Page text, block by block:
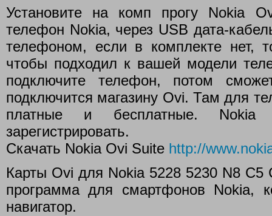
Установите на комп прогу Nokia
телефон Nokia, через USB дата-
телефоном, если в комплекте нет,
чтобы подходил к вашей модели
подключите телефон, потом
подключится магазину Ovi. Там для
платные и бесплатные.
зарегистрировать.
Скачать Nokia Ovi Suite http://
Карты Ovi для Nokia 5228 5230 N8
программа для смартфонов Nokia,
навигатор.